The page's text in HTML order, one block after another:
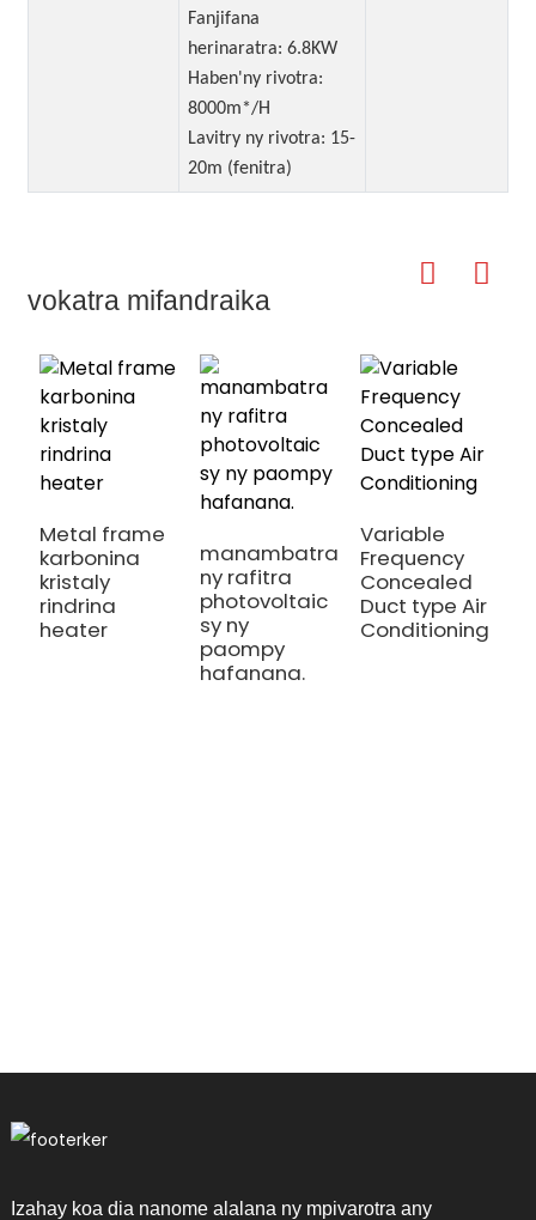
Fanjifana
herinaratra: 6.8KW
Haben'ny rivotra:
8000m*/H
Lavitry ny rivotra: 15-
20m (fenitra)
vokatra mifandraika
Metal frame
karbonina
kristaly
rindrina
heater
manambatra
ny rafitra
photovoltaic
sy ny
paompy
hafanana.
Variable
Frequency
Concealed
Duct type Air
Conditioning
Izahay koa dia nanome alalana ny mpivarotra any